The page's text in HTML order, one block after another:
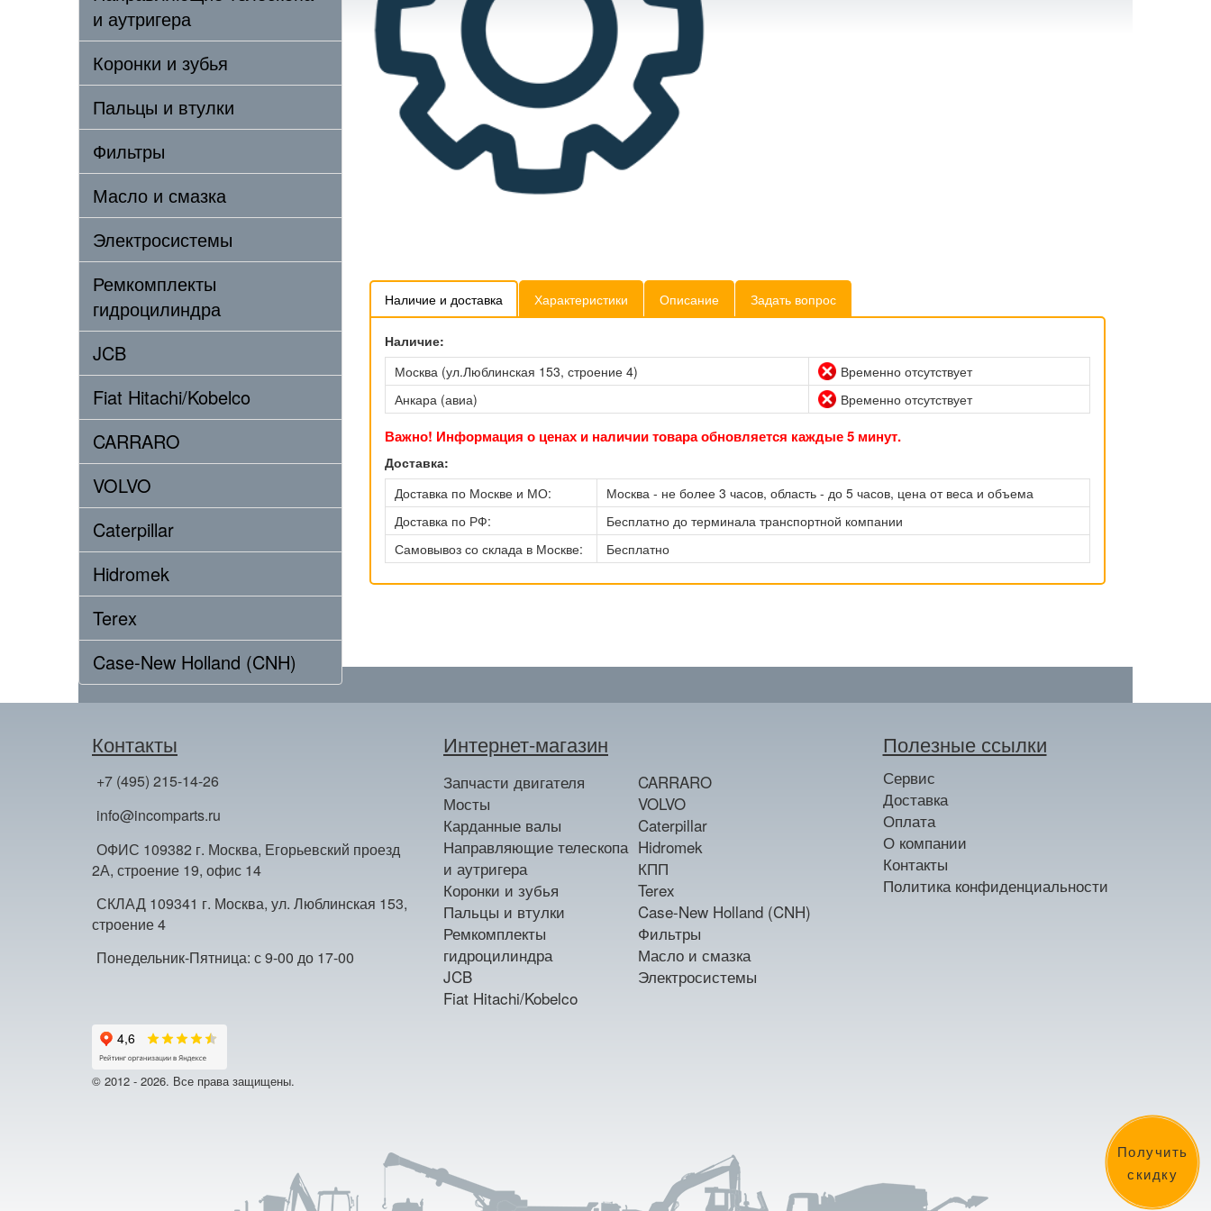
Получить
скидку
и аутригера
Коронки и зубья
Пальцы и втулки
Фильтры
Масло и смазка
Электросистемы
Ремкомплекты
гидроцилиндра
JCB
Fiat Hitachi/Kobelco
CARRARO
VOLVO
Caterpillar
Hidromek
Terex
Case-New Holland (CNH)
Наличие и доставка Характеристики Описание Задать вопрос
Наличие:
Москва (ул.Люблинская 153, строение 4)
Временно отсутствует
Анкара (авиа)
Временно отсутствует
Важно! Информация о ценах и наличии товара обновляется каждые 5 минут.
Доставка:
Доставка по Москве и МО:
Москва - не более 3 часов, область - до 5 часов, цена от веса и объема
Доставка по РФ:
Бесплатно до терминала транспортной компании
Самовывоз со склада в Москве:
Бесплатно
Контакты
+7 (495) 215-14-26
info@incomparts.ru
ОФИС 109382 г. Москва, Егорьевский проезд
2А, строение 19, офис 14
СКЛАД 109341 г. Москва, ул. Люблинская 153,
строение 4
Понедельник-Пятница: с 9-00 до 17-00
Интернет-магазин
Запчасти двигателя
Мосты
Карданные валы
Направляющие телескопа
и аутригера
Коронки и зубья
Пальцы и втулки
Ремкомплекты
гидроцилиндра
JCB
Fiat Hitachi/Kobelco
CARRARO
VOLVO
Caterpillar
Hidromek
КПП
Terex
Case-New Holland (CNH)
Фильтры
Масло и смазка
Электросистемы
Полезные ссылки
Сервис
Доставка
Оплата
О компании
Контакты
Политика конфиденциальности
© 2012 - 2026. Все права защищены.